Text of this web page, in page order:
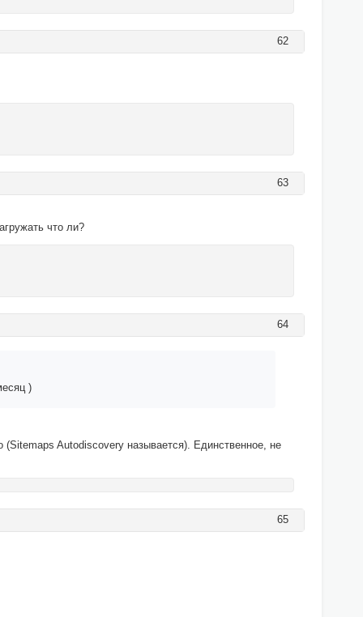
62
63
что ли?
64
)
Autodiscovery называется). Единственное, не
65